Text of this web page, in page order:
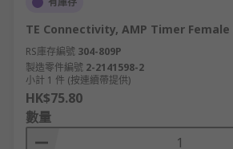
TE Connectivity, AMP Timer Female
RS庫存編號 304-809P
製造零件編號 2-2141598-2
小計 1 件 (按連續帶提供)
HK$75.80
數量